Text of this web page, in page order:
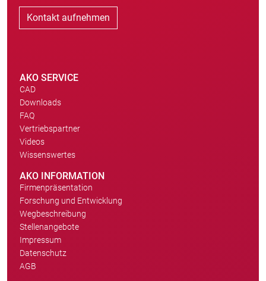
Kontakt aufnehmen
AKO SERVICE
CAD
Downloads
FAQ
Vertriebspartner
Videos
Wissenswertes
AKO INFORMATION
Firmenpräsentation
Forschung und Entwicklung
Wegbeschreibung
Stellenangebote
Impressum
Datenschutz
AGB